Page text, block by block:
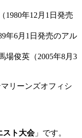
1980年12月1日発売
年6月1日発売のアル
場俊英（2005年8月3
リーンズオフィシ
スト大会」です。